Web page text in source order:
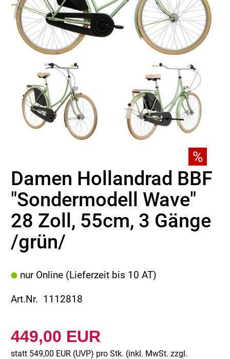
Damen Hollandrad BBF
"Sondermodell Wave"
28 Zoll, 55cm, 3 Gänge
/grün/
nur Online (Lieferzeit bis 10 AT)
Art.Nr. 1112818
449,00 EUR
statt 549,00 EUR (UVP) pro Stk. (inkl. MwSt. zzgl.